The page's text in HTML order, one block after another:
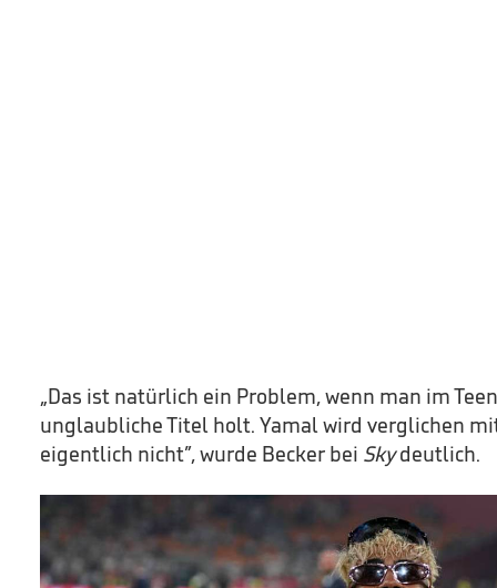
„Das ist natürlich ein Problem, wenn man im
unglaubliche Titel holt. Yamal wird verglichen
eigentlich nicht”, wurde Becker bei Skydeutlich.